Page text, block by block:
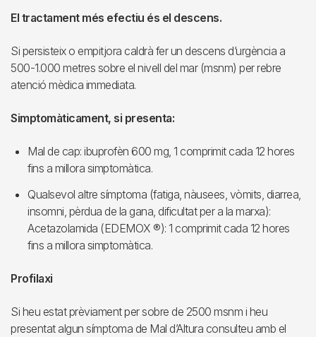
El tractament més efectiu és el descens.
Si persisteix o empitjora caldrà fer un descens d’urgència a
500-1.000 metres sobre el nivell del mar (msnm) per rebre
atenció mèdica immediata.
Simptomàticament, si presenta:
Mal de cap: ibuprofèn 600 mg, 1 comprimit cada 12 hores
fins a millora simptomàtica.
Qualsevol altre símptoma (fatiga, nàusees, vòmits, diarrea,
insomni, pèrdua de la gana, dificultat per a la marxa):
Acetazolamida (EDEMOX ®): 1 comprimit cada 12 hores
fins a millora simptomàtica.
Profilaxi
Si heu estat prèviament per sobre de 2500 msnm i heu
presentat algun símptoma de Mal d’Altura consulteu amb el